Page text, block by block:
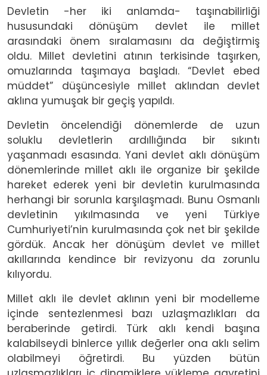
Devletin -her iki anlamda- taşınabilirliği
hususundaki dönüşüm devlet ile millet
arasındaki önem sıralamasını da değiştirmiş
oldu. Millet devletini atının terkisinde taşırken,
omuzlarında taşımaya başladı. “Devlet ebed
müddet” düşüncesiyle millet aklından devlet
aklına yumuşak bir geçiş yapıldı.
Devletin öncelendiği dönemlerde de uzun
soluklu devletlerin ardıllığında bir sıkıntı
yaşanmadı esasında. Yani devlet aklı dönüşüm
dönemlerinde millet aklı ile organize bir şekilde
hareket ederek yeni bir devletin kurulmasında
herhangi bir sorunla karşılaşmadı. Bunu Osmanlı
devletinin yıkılmasında ve yeni Türkiye
Cumhuriyeti’nin kurulmasında çok net bir şekilde
gördük. Ancak her dönüşüm devlet ve millet
akıllarında kendince bir revizyonu da zorunlu
kılıyordu.
Millet aklı ile devlet aklının yeni bir modelleme
içinde sentezlenmesi bazı uzlaşmazlıkları da
beraberinde getirdi. Türk aklı kendi başına
kalabilseydi binlerce yıllık değerler ona aklı selim
olabilmeyi öğretirdi. Bu yüzden bütün